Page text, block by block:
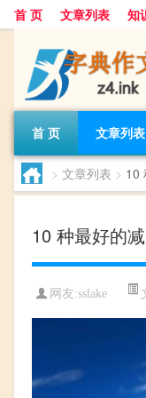
首 页 文章列表 知
首 页 文章列表
> 文章列表 > 10
10 种最好的
网友:sslake